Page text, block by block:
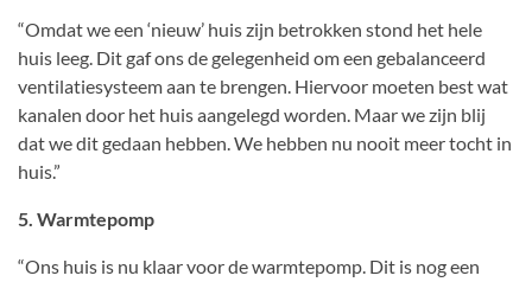
“Omdat we een ‘nieuw’ huis zijn betrokken stond het hele
huis leeg. Dit gaf ons de gelegenheid om een gebalanceerd
ventilatiesysteem aan te brengen. Hiervoor moeten best wat
kanalen door het huis aangelegd worden. Maar we zijn blij
dat we dit gedaan hebben. We hebben nu nooit meer tocht in
huis.”
5. Warmtepomp
“Ons huis is nu klaar voor de warmtepomp. Dit is nog een